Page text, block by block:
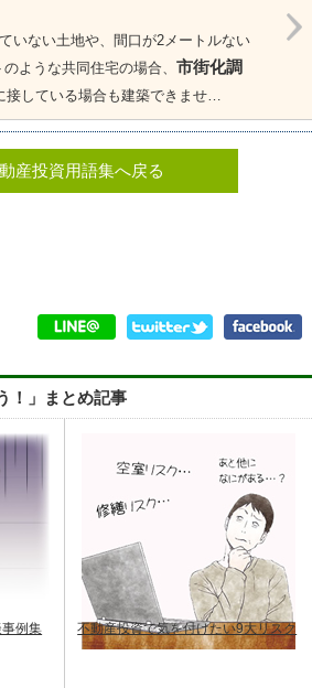
いない土地や、間口が2メートルない
ような共同住宅の場合、 市街化調
接している場合も建築できませ…
産投資用語集へ戻る
！」まとめ記事
例集 不動産投資で気を付けたい9大リスク